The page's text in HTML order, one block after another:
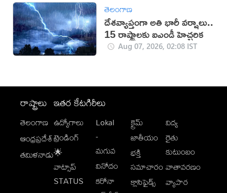
తెలంగాణ
దేశవ్యాప్తంగా అతి భారీ వర్షాలు..
15 రాష్ట్రాలకు ఐఎండీ హెచ్చరిక
Aug 07, 2026, 02:08 IST
రాష్ట్రాలు
తెలంగాణ
ఆంధ్రప్రదేశ్
తమిళనాడు
ఇతర కేటగిరీలు
ఉద్యోగాలు
ట్రెండింగ్
🌟
వాట్సాప్
STATUS
Lokal
-
మగువ
వినోదం
కరోనా
క్రైమ్
జాతీయం
భక్తి
సమాచారం
క్లాసిఫైడ్స్
విద్య
రైతు
కుటుంబం
వాతావరణం
వ్యాపార